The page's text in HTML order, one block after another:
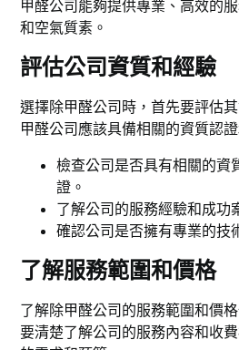
甲醛公司能夠提供專業、高效的
和空氣質素。
評估公司資質和經驗
選擇除甲醛公司時，首先要評估
甲醛公司應該具備相關的資質認
檢查公司是否具有相關的資
證。
了解公司的服務經驗和成功
確認公司是否擁有專業的技
了解服務範圍和價格
了解除甲醛公司的服務範圍和價
要清楚了解公司的服務內容和收